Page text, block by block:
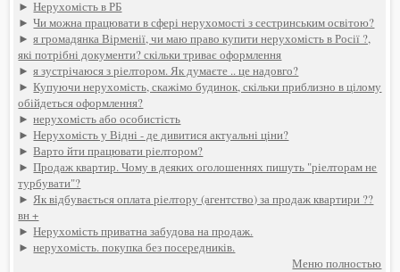
►Нерухомість в РБ
►Чи можна працювати в сфері нерухомості з сестринським освітою?
►я громадянка Вірменії, чи маю право купити нерухомість в Росії ?,
які потрібні документи? скільки триває оформлення
►я зустрічаюся з ріелтором. Як думаєте .. це надовго?
►Купуючи нерухомість, скажімо будинок, скільки приблизно в цілому
обійдеться оформлення?
►нерухомість або особистість
►Нерухомість у Відні - де дивитися актуальні ціни?
►Варто йти працювати ріелтором?
►Продаж квартир. Чому в деяких оголошеннях пишуть "ріелторам не
турбувати"?
►Як відбувається оплата ріелтору (агентство) за продаж квартири ??
вн +
►Нерухомість приватна забудова на продаж.
►нерухомість. покупка без посередників.
Меню полностью